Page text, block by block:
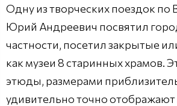
Одну из творческих поездок
Юрий Андреевич посвятил
частности, посетил закрытые
как музеи 8 старинных храмов.
этюды, размерами
удивительно точно отображают